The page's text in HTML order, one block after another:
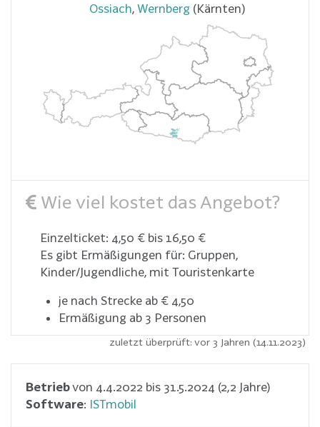
Ossiach, Wernberg (Kärnten)
Wie viel kostet das Angebot?
Einzelticket: 4,50 € bis 16,50 €
Es gibt Ermäßigungen für: Gruppen,
Kinder/Jugendliche, mit Touristenkarte
je nach Strecke ab € 4,50
Ermäßigung ab 3 Personen
zuletzt überprüft: vor 3 Jahren (14.11.2023)
Betriebvon 4.4.2022 bis 31.5.2024 (2,2 Jahre)
Software: ISTmobil